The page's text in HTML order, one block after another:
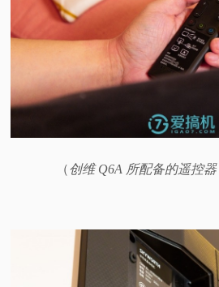
（创维 Q6A 所配备的遥控